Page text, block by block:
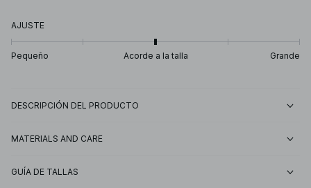
AJUSTE
Pequeño Acorde a la talla Grande
DESCRIPCIÓN DEL PRODUCTO
MATERIALS AND CARE
GUÍA DE TALLAS